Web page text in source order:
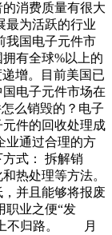
消费质量有很大
最为活跃的行业
我国电子元件市
有全球%以上的
增。目前美国已
电子元件市场在
么销毁的？电子
件的回收处理成
业通过合理的方
式： 拆解销
热处理等方法。
并且能够将报废
业之便“发
上不归路。 月